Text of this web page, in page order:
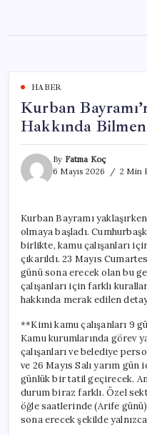
content
HABER
Kurban
Hakkında
By Fatma Koç
6 Mayıs 2026
2 Min
Kurban Bayramı
olmaya başladı.
birlikte, kamu çalışanları
çıkarıldı. 23 Mayıs
günü sona erecek olan bu
çalışanları için farklı
hakkında merak edilen
**Kimi kamu çalışanları 9
Kamu kurumlarında görev
çalışanları ve belediye
ve 26 Mayıs Salı yarım
günlük bir tatil geçirecek.
durum biraz farklı. Özel
öğle saatlerinde (Arife günü)
sona erecek şekilde